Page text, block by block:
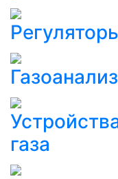
газа